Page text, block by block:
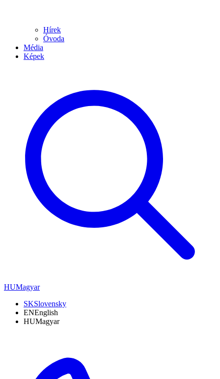
Hírek
Óvoda
Média
Képek
HUMagyar
SKSlovensky
ENEnglish
HUMagyar